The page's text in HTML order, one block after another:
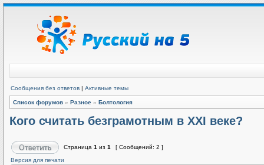
Сообщения без ответов | Активные темы
Список форумов » Разное » Болтология
Кого считать безграмотным в XXI веке?
Страница 1 из 1
[ Сообщений: 2 ]
Версия для печати